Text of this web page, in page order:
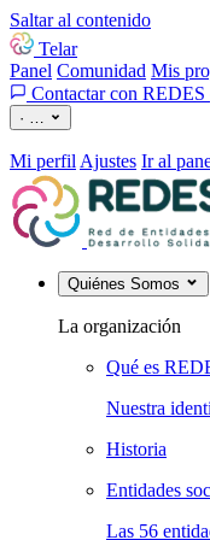
Saltar al contenido
Telar
Panel Comunidad Mis
Contactar con REDES
· …
Mi perfil Ajustes Ir al
Quiénes Somos
La organización
Qué es
Nuestra
Historia
Entidades
Las 56